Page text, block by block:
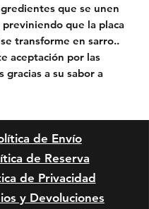
que se unen
previniendo que la placa
transforme en sarro..
aceptación por las
gracias a su sabor a
de Envío
de Reserva
de Privacidad
y Devoluciones